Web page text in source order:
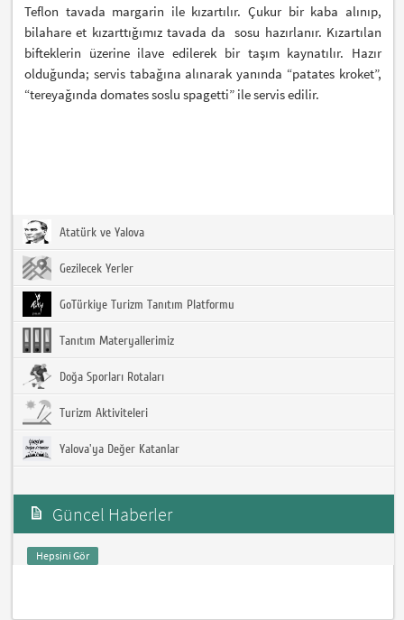
Teflon tavada margarin ile kızartılır. Çukur bir kaba alınıp,
bilahare et kızarttığımız tavada da sosu hazırlanır. Kızartılan
bifteklerin üzerine ilave edilerek bir taşım kaynatılır. Hazır
olduğunda; servis tabağına alınarak yanında “patates kroket”,
“tereyağında domates soslu spagetti” ile servis edilir.
Atatürk ve Yalova
Gezilecek Yerler
GoTürkiye Turizm Tanıtım Platformu
Tanıtım Materyallerimiz
Doğa Sporları Rotaları
Turizm Aktiviteleri
Yalova'ya Değer Katanlar
Güncel Haberler
Hepsini Gör